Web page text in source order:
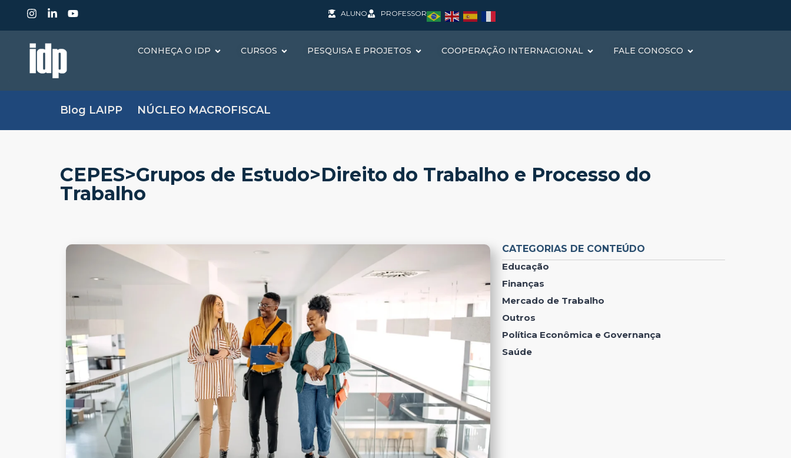
ALUNO PROFESSOR
CONHEÇA O IDP CURSOS PESQUISA E PROJETOS COOPERAÇÃO INTERNACIONAL FALE CONOSCO
Blog LAIPP NÚCLEO MACROFISCAL
CEPES>Grupos de Estudo>Direito do Trabalho e Processo do
Trabalho
CATEGORIAS DE CONTEÚDO
Educação
Finanças
Mercado de Trabalho
Outros
Política Econômica e Governança
Saúde